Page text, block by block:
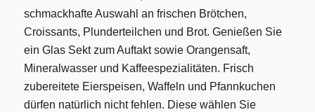
schmackhafte Auswahl an frischen Brötchen,
Croissants, Plunderteilchen und Brot. Genießen Sie
ein Glas Sekt zum Auftakt sowie Orangensaft,
Mineralwasser und Kaffeespezialitäten. Frisch
zubereitete Eierspeisen, Waffeln und Pfannkuchen
dürfen natürlich nicht fehlen. Diese wählen Sie